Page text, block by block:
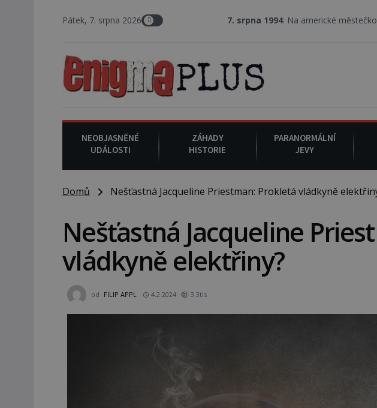
Pátek, 7. srpna 2026 7. srpna 1994 : Na americké městečko Oakville
NEOBJASNĚNÉ
UDÁLOSTI
ZÁHADY
HISTORIE
PARANORMÁLNÍ
JEVY
Domů Nešťastná Jacqueline Priestman: Prokletá vládkyně
Nešťastná Jacqueline
vládkyně elektřiny?
od FILIP APPL 4.2.2024 3.3tis